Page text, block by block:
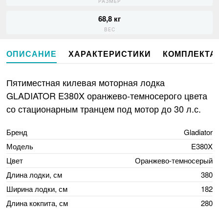
68,8 кг
ВЕС
ОПИСАНИЕ ХАРАКТЕРИСТИКИ
Пятиместная килевая моторная лодка
GLADIATOR E380X оранжево-темносерого цвета
со стационарным транцем под мотор до 30 л.с.
Бренд
Gladiator
Модель
E380X
Цвет
Оранжево-темносерый
Длина лодки, см
380
Ширина лодки, см
182
Длина кокпита, см
280